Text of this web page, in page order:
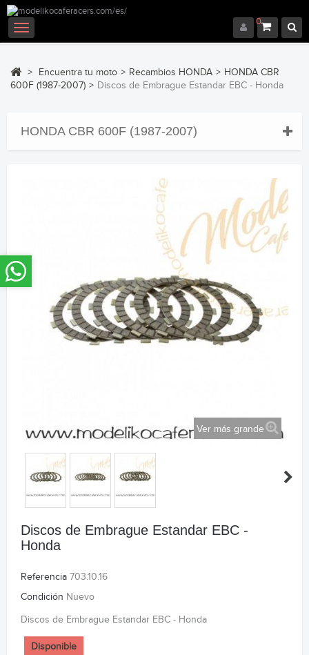
0
Navegación
Toggle
> Encuentra tu moto > Recambios HONDA > HONDA CBR
600F (1987-2007) > Discos de Embrague Estandar EBC - Honda
HONDA CBR 600F (1987-2007)
Ver más grande
Discos de Embrague Estandar EBC -
Honda
Referencia 703.10.16
Condición Nuevo
Discos de Embrague Estandar EBC - Honda
Disponible